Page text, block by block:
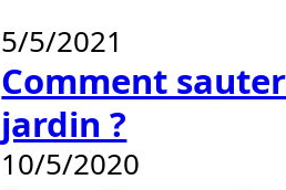
5/5/2021
Comment
jardin ?
10/5/2020